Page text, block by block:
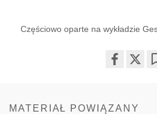
Częściowo oparte na wykładzie
MATERIAŁ POWIĄZANY